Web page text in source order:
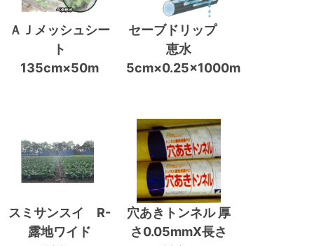
ＡＪメッシュシー
ト
135cm×50m
セーブドリップ
恵水
5cm×0.25×1000m
スミサンスイ R-
露地ワイド
穴あきトンネル 厚
さ0.05mmX長さ